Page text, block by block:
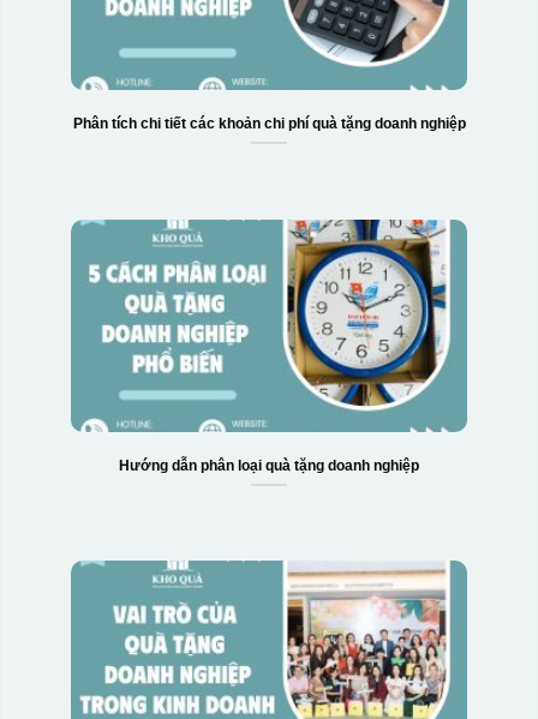
Hộp xi 6 bát cơm
Phân tích chi tiết các khoản chi phí quà tặng doanh nghiệp
Hướng dẫn phân loại quà tặng doanh nghiệp